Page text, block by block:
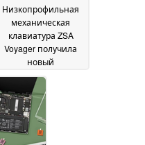
Низкопрофильная
механическая
клавиатура ZSA
Voyager получила
новый
мультисенсорный
тачпад с обратной
совместимостью
May 2026